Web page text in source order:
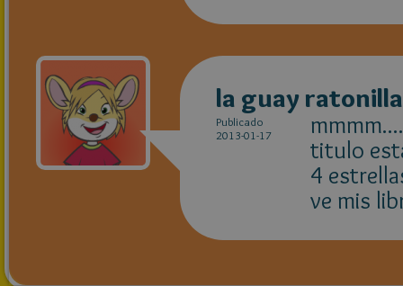
la guay ratonilla
Publicado
2013-01-17
titulo
4
ve mis